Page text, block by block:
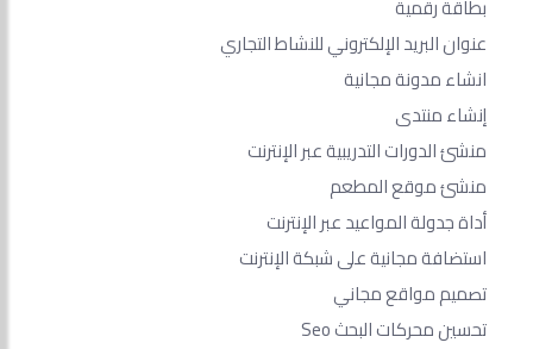
بطاقة رقمية
عنوان البريد الإلكتروني للنشاط التجاري
انشاء مدونة مجانية
إنشاء منتدى
منشئ الدورات التدريبية عبر الإنترنت
منشئ موقع المطعم
أداة جدولة المواعيد عبر الإنترنت
استضافة مجانية على شبكة الإنترنت
تصميم مواقع مجاني
تحسين محركات البحث Seo​